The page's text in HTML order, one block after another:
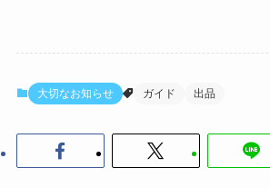
大切なお知らせ ガイド 出品